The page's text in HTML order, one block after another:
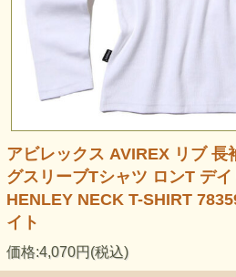
アビレックス AVIREX リブ 長
グスリーブTシャツ ロンT デ
HENLEY NECK T-SHIRT
イト
価格:4,070円(税込)